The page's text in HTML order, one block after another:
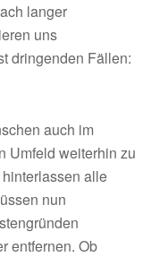
langer
uns
dringenden Fällen:
auch im
Umfeld weiterhin zu
alle
nun
entfernen. Ob